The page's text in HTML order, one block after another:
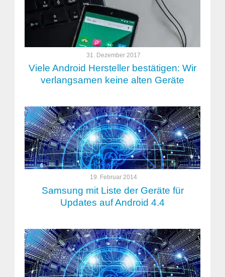
31. Dezember 2017
Viele Android Hersteller bestätigen: Wir
verlangsamen keine alten Geräte
19. Februar 2014
Samsung mit Liste der Geräte für
Updates auf Android 4.4